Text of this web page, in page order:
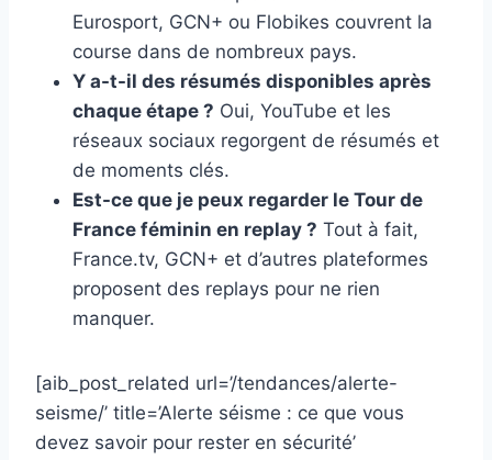
Eurosport, GCN+ ou Flobikes couvrent la
course dans de nombreux pays.
Y a-t-il des résumés disponibles après
chaque étape ? Oui, YouTube et les
réseaux sociaux regorgent de résumés et
de moments clés.
Est-ce que je peux regarder le Tour de
France féminin en replay ? Tout à fait,
France.tv, GCN+ et d’autres plateformes
proposent des replays pour ne rien
manquer.
[aib_post_related url=’/tendances/alerte-
seisme/’ title=’Alerte séisme : ce que vous
devez savoir pour rester en sécurité’